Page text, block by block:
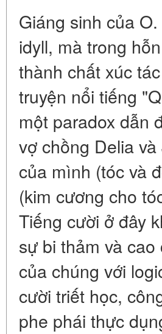
Giáng sinh của
idyll, mà trong
thành chất xúc
truyện nổi tiếng
một paradox dẫn
vợ chồng Delia
của mình (tóc và
(kim cương cho
Tiếng cười ở đây
sự bi thảm và
của chúng với
cười triết học,
phe phái thực